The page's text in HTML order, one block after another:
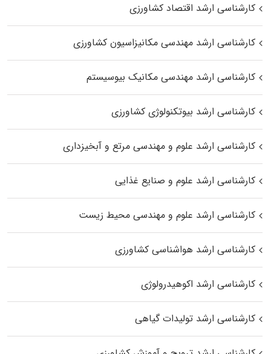
کارشناسی ارشد اقتصاد کشاورزی
کارشناسی ارشد مهندسی مکانیزاسیون کشاورزی
کارشناسی ارشد مهندسی مکانیک بیوسیستم
کارشناسی ارشد بیوتکنولوژی کشاورزی
کارشناسی ارشد علوم و مهندسی مرتع و آبخیزداری
کارشناسی ارشد علوم و صنایع غذایی
کارشناسی ارشد علوم و مهندسی محیط زیست
کارشناسی ارشد هواشناسی کشاورزی
کارشناسی ارشد اکوهیدرولوژی
کارشناسی ارشد تولیدات گیاهی